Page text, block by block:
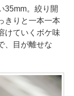
35mm。絞り開
きりと一本一本
けていくボケ味
、目が離せな